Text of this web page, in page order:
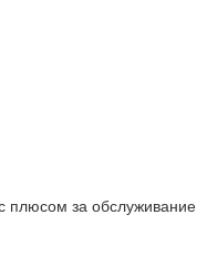
плюсом за обслуживание